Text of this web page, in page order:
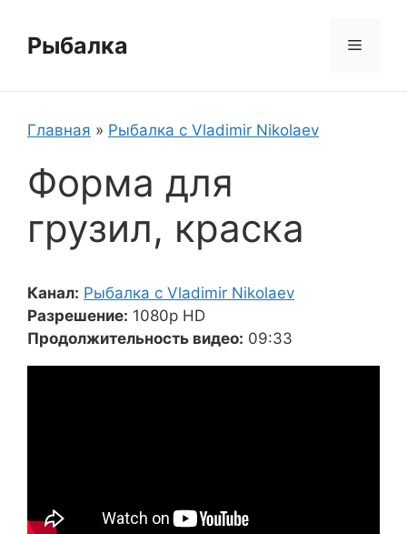
содержимому
Рыбалка Меню
Главная » Рыбалка с Vladimir Nikolaev
Форма для
грузил, краска
Канал: Рыбалка с Vladimir Nikolaev
Разрешение: 1080p HD
Продолжительность видео: 09:33